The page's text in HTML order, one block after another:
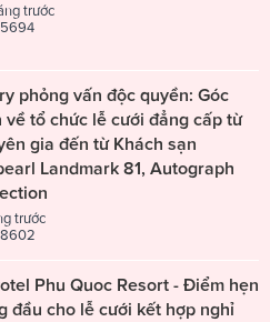
trước
5694
phỏng vấn độc quyền: Góc
về tổ chức lễ cưới đẳng cấp từ
gia đến từ Khách sạn
Landmark 81, Autograph
trước
8602
Phu Quoc Resort - Điểm hẹn
đầu cho lễ cưới kết hợp nghỉ